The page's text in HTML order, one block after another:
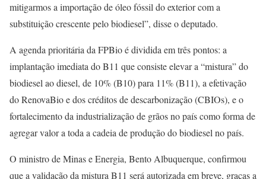
mitigarmos a importação de óleo fóssil do exterior com a
substituição crescente pelo biodiesel”, disse o deputado.
A agenda prioritária da FPBio é dividida em três pontos: a
implantação imediata do B11 que consiste elevar a “mistura” do
biodiesel ao diesel, de 10% (B10) para 11% (B11), a efetivação
do RenovaBio e dos créditos de descarbonização (CBIOs), e o
fortalecimento da industrialização de grãos no país como forma de
agregar valor a toda a cadeia de produção do biodiesel no país.
O ministro de Minas e Energia, Bento Albuquerque, confirmou
que a validação da mistura B11 será autorizada em breve, graças a